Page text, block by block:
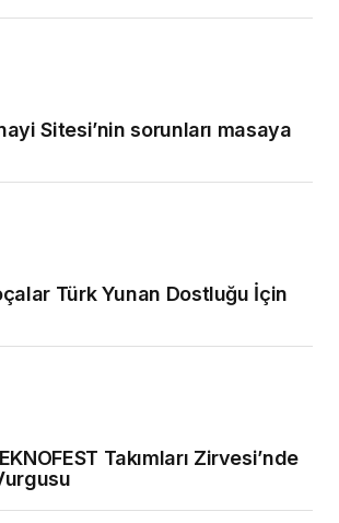
Sitesi’nin sorunları masaya
Türk Yunan Dostluğu İçin
Takımları Zirvesi’nde